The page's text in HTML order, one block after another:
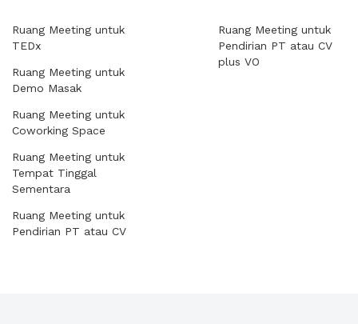
Ruang Meeting untuk
TEDx
Ruang Meeting untuk
Demo Masak
Ruang Meeting untuk
Coworking Space
Ruang Meeting untuk
Tempat Tinggal
Sementara
Ruang Meeting untuk
Pendirian PT atau CV
Ruang Meeting untuk
Pendirian PT atau CV
plus VO